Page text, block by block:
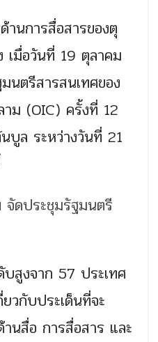
นการสื่อสารของตุ
เมื่อวันที่ 19 ตุลาคม
นตรีสารสนเทศของ
าม (OIC) ครั้งที่ 12
บูล ระหว่างวันที่ 21
สูงจาก 57 ประเทศ
วกับประเด็นที่จะ
นสื่อ การสื่อสาร และ